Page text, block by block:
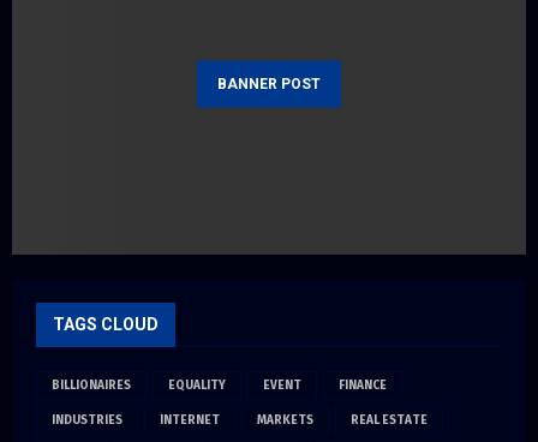
BANNER POST
TAGS CLOUD
BILLIONAIRES EQUALITY EVENT FINANCE
INDUSTRIES INTERNET MARKETS REAL ESTATE